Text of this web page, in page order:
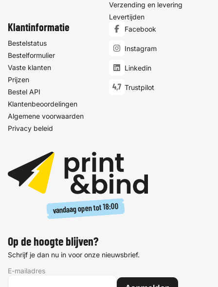
Verzending en levering
Levertijden
Klantinformatie
Bestelstatus
Bestelformulier
Vaste klanten
Prijzen
Bestel API
Klantenbeoordelingen
Algemene voorwaarden
Privacy beleid
Facebook
Instagram
Linkedin
4,7 Trustpilot
vandaag open tot18:00
Op de hoogte blijven?
Schrijf je dan nu in voor onze nieuwsbrief.
E-mailadres